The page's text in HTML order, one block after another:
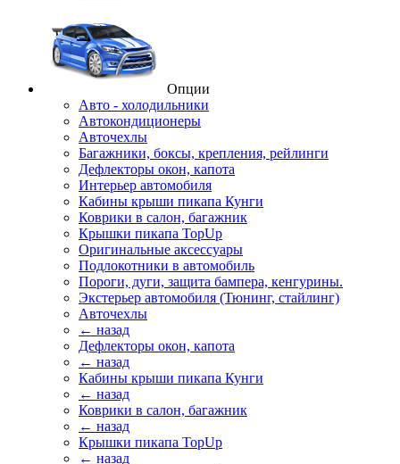
Опции
Авто - холодильники
Автокондиционеры
Авточехлы
Багажники, боксы, крепления, рейлинги
Дефлекторы окон, капота
Интерьер автомобиля
Кабины крыши пикапа Кунги
Коврики в салон, багажник
Крышки пикапа TopUp
Оригинальные аксессуары
Подлокотники в автомобиль
Пороги, дуги, защита бампера, кенгурины.
Экстерьер автомобиля (Тюнинг, стайлинг)
Авточехлы
← назад
Дефлекторы окон, капота
← назад
Кабины крыши пикапа Кунги
← назад
Коврики в салон, багажник
← назад
Крышки пикапа TopUp
← назад